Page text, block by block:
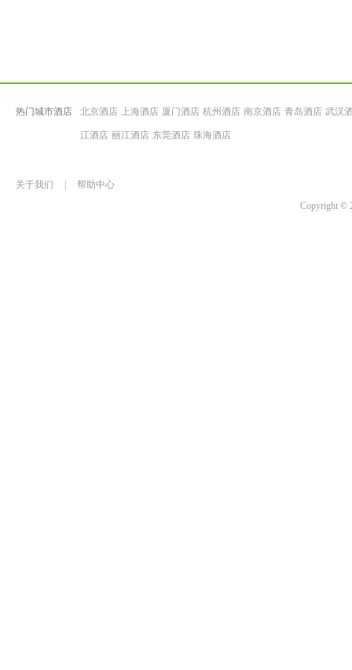
热门城市酒店 北京酒店 上海酒店 厦门酒店 杭州酒店 南京酒店 青岛酒店 武汉
江酒店 丽江酒店 东莞酒店 珠海酒店
关于我们
帮助中心
Copyright ©